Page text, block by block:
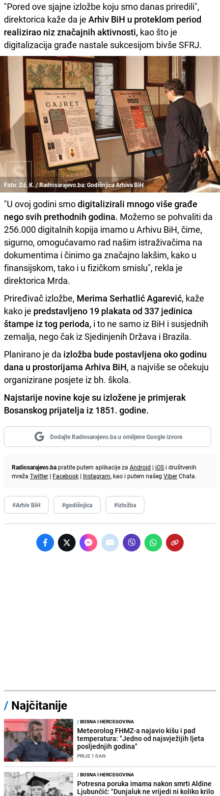
"Pored ove sjajne izložbe koju smo danas priredili",
direktorica kaže da je Arhiv BiH u proteklom period
realizirao niz značajnih aktivnosti, kao što je
digitalizacija građe nastale sukcesijom bivše SFRJ.
Foto: Dž. K. / Radiosarajevo.ba: Godišnjica Arhiva BiH
"U ovoj godini smodigitalizirali mnogo više građe
nego svih prethodnih godina. Možemo se pohvaliti da
256.000 digitalnih kopija imamo u Arhivu BiH, čime,
sigurno, omogućavamo rad našim istraživačima na
dokumentima i činimo ga značajno lakšim, kako u
finansijskom, tako i u fizičkom smislu", rekla je
direktorica Mrda.
Priređivač izložbe, Merima Serhatlić Agarević, kaže
kako je predstavljeno 19 plakata od 337 jedinica
štampe iz tog perioda, i to ne samo iz BiH i susjednih
zemalja, nego čak iz Sjedinjenih Država i Brazila.
Planirano je da izložba bude postavljena oko godinu
dana u prostorijama Arhiva BiH, a najviše se očekuju
organizirane posjete iz bh. škola.
Najstarije novine koje su izložene je primjerak
Bosanskog prijatelja iz 1851. godine.
Dodajte Radiosarajevo.ba u omiljene Google izvore
Radiosarajevo.bapratite putem aplikacije za Android | iOS i društvenih
mreža Twitter | Facebook | Instagram, kao i putem našeg ViberChata.
#Arhiv BiH #godišnjica #izložba
/ Najčitanije
/BOSNA I HERCEGOVINA
Meteorolog FHMZ-a najavio kišu i pad
temperatura: "Jedno od najsvježijih ljeta
posljednjih godina"
PRIJE 1 DAN
/BOSNA I HERCEGOVINA
Potresna poruka imama nakon smrti Aldine
Ljubunčić: "Dunjaluk ne vrijedi ni koliko krilo